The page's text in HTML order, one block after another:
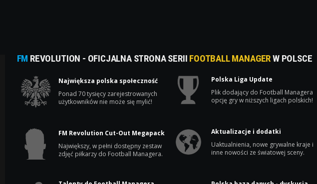
FM REVOLUTION - OFICJALNA STRONA SERII FOOTBALL MANAGERW POLSCE
Największa polska społeczność
Ponad 70 tysięcy zarejestrowanych
użytkowników nie może się mylić!
Polska Liga Update
Plik dodający do Football Managera
opcję gry w niższych ligach polskich!
FM Revolution Cut-Out Megapack
Największy, w pełni dostępny zestaw
zdjęć piłkarzy do Football Managera.
Aktualizacje i dodatki
Uaktualnienia, nowe grywalne kraje i
inne nowości ze światowej sceny.